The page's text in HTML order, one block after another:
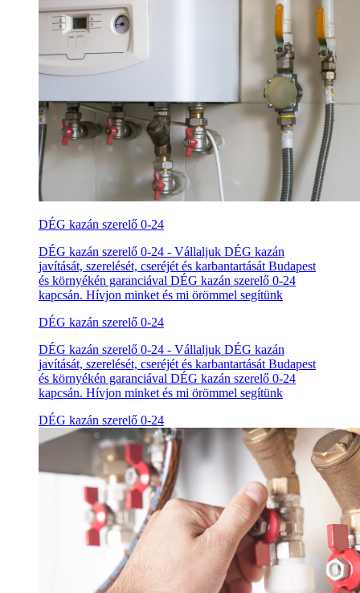
DÉG kazán szerelő 0-24
DÉG kazán szerelő 0-24 - Vállaljuk DÉG kazán
javítását, szerelését, cseréjét és karbantartását Budapest
és környékén garanciával DÉG kazán szerelő 0-24
kapcsán. Hívjon minket és mi örömmel segítünk
DÉG kazán szerelő 0-24
DÉG kazán szerelő 0-24 - Vállaljuk DÉG kazán
javítását, szerelését, cseréjét és karbantartását Budapest
és környékén garanciával DÉG kazán szerelő 0-24
kapcsán. Hívjon minket és mi örömmel segítünk
DÉG kazán szerelő 0-24